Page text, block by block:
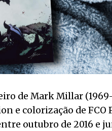
de Mark Millar
e colorização de FCO
outubro de 2016 e